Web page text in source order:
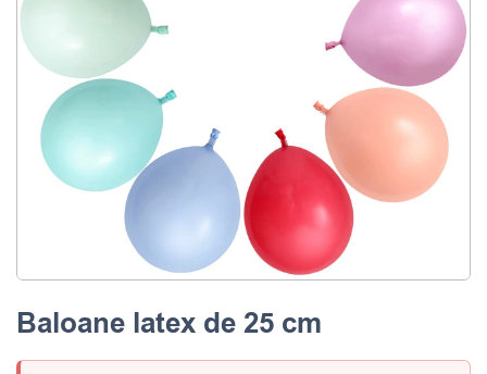
Baloane latex de 25 cm